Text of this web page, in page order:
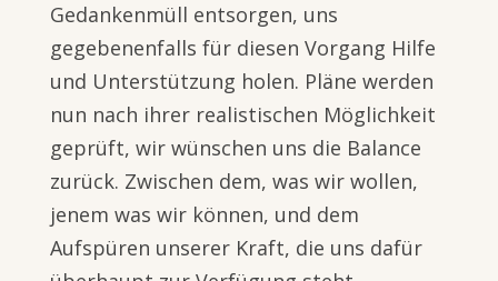
Gedankenmüll entsorgen, uns
gegebenenfalls für diesen Vorgang Hilfe
und Unterstützung holen. Pläne werden
nun nach ihrer realistischen Möglichkeit
geprüft, wir wünschen uns die Balance
zurück. Zwischen dem, was wir wollen,
jenem was wir können, und dem
Aufspüren unserer Kraft, die uns dafür